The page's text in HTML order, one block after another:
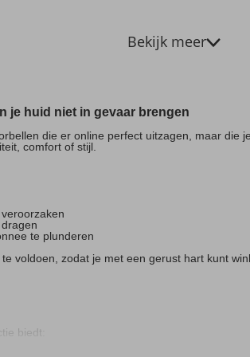
Bekijk meer
je huid niet in gevaar brengen
die er online perfect uitzagen, maar
comfort of stijl.
te plunderen
voldoen, zodat je met een gerust hart kunt
biedt: